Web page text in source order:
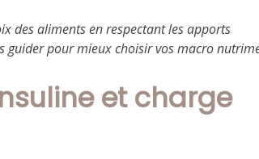
des aliments en respectant les apports
guider pour mieux choisir vos macro
et charge